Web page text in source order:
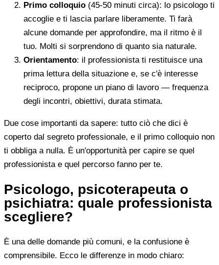
Primo colloquio (45-50 minuti circa): lo psicologo ti
accoglie e ti lascia parlare liberamente. Ti farà
alcune domande per approfondire, ma il ritmo è il
tuo. Molti si sorprendono di quanto sia naturale.
Orientamento: il professionista ti restituisce una
prima lettura della situazione e, se c'è interesse
reciproco, propone un piano di lavoro — frequenza
degli incontri, obiettivi, durata stimata.
Due cose importanti da sapere: tutto ciò che dici è
coperto dal segreto professionale, e il primo colloquio non
ti obbliga a nulla. È un'opportunità per capire se quel
professionista e quel percorso fanno per te.
Psicologo, psicoterapeuta o
psichiatra: quale professionista
scegliere?
È una delle domande più comuni, e la confusione è
comprensibile. Ecco le differenze in modo chiaro: